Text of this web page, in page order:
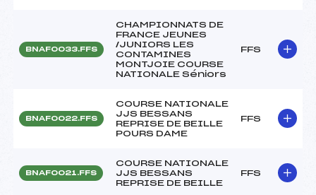
BNAF0033.FFS
CHAMPIONNATS DE
FRANCE JEUNES
/JUNIORS LES
CONTAMINES
MONTJOIE COURSE
NATIONALE Séniors
FFS
BNAF0022.FFS
COURSE NATIONALE
JJS BESSANS
REPRISE DE BEILLE
POURS DAME
FFS
BNAF0021.FFS
COURSE NATIONALE
JJS BESSANS
REPRISE DE BEILLE
FFS